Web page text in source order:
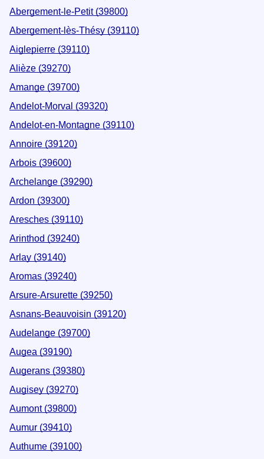
Abergement-le-Petit (39800)
Abergement-lès-Thésy (39110)
Aiglepierre (39110)
Alièze (39270)
Amange (39700)
Andelot-Morval (39320)
Andelot-en-Montagne (39110)
Annoire (39120)
Arbois (39600)
Archelange (39290)
Ardon (39300)
Aresches (39110)
Arinthod (39240)
Arlay (39140)
Aromas (39240)
Arsure-Arsurette (39250)
Asnans-Beauvoisin (39120)
Audelange (39700)
Augea (39190)
Augerans (39380)
Augisey (39270)
Aumont (39800)
Aumur (39410)
Authume (39100)